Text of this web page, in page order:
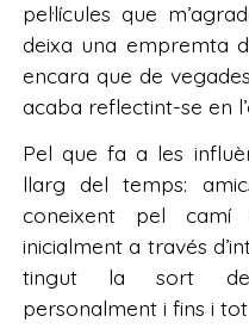
pel·lícules que
deixa una empremta
encara que de
acaba reflectint-se en
Pel que fa a les
llarg del temps:
coneixent pel camí
inicialment a través
tingut la sort de
personalment i fins i